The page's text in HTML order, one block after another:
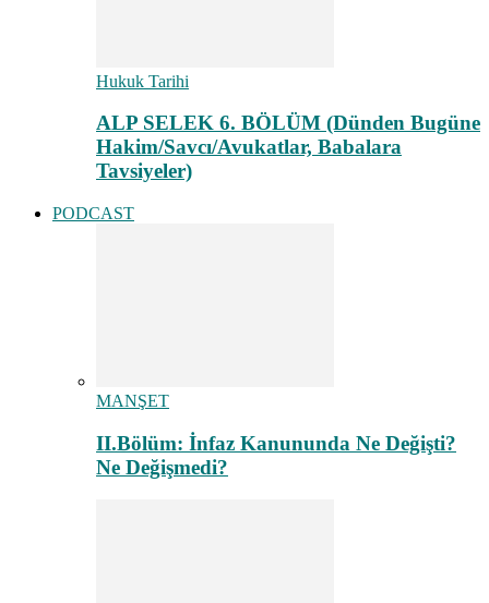
Hukuk Tarihi
ALP SELEK 6. BÖLÜM (Dünden Bugüne
Hakim/Savcı/Avukatlar, Babalara
Tavsiyeler)
PODCAST
MANŞET
II.Bölüm: İnfaz Kanununda Ne Değişti?
Ne Değişmedi?